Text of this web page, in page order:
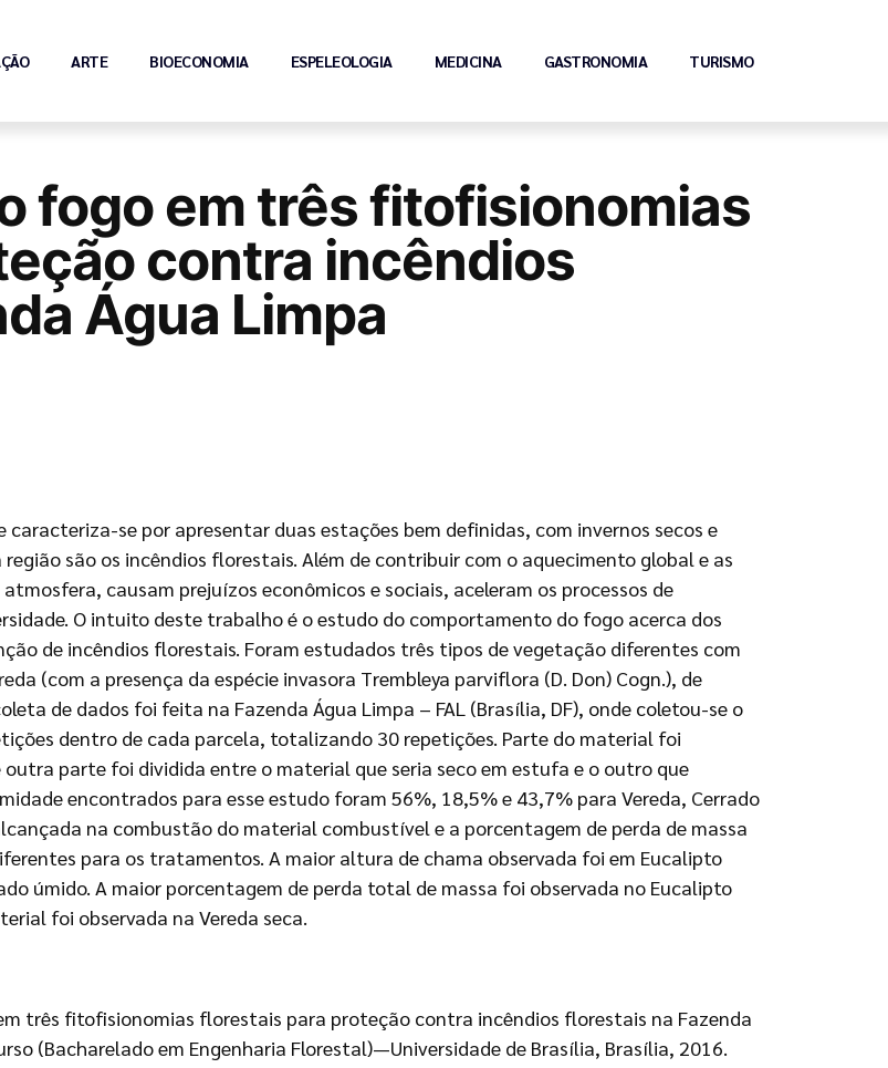
ARTE BIOECONOMIA ESPELEOLOGIA MEDICINA GASTRONOMIA TURISMO
fogo em três fitofisionomias
contra incêndios
Água Limpa
caracteriza-se por apresentar duas estações bem definidas, com invernos secos e
são os incêndios florestais. Além de contribuir com o aquecimento global e as
causam prejuízos econômicos e sociais, aceleram os processos de
O intuito deste trabalho é o estudo do comportamento do fogo acerca dos
de incêndios florestais. Foram estudados três tipos de vegetação diferentes com
(com a presença da espécie invasora Trembleya parviflora (D. Don) Cogn.), de
de dados foi feita na Fazenda Água Limpa – FAL (Brasília, DF), onde coletou-se o
dentro de cada parcela, totalizando 30 repetições. Parte do material foi
parte foi dividida entre o material que seria seco em estufa e o outro que
encontrados para esse estudo foram 56%, 18,5% e 43,7% para Vereda, Cerrado
na combustão do material combustível e a porcentagem de perda de massa
para os tratamentos. A maior altura de chama observada foi em Eucalipto
úmido. A maior porcentagem de perda total de massa foi observada no Eucalipto
foi observada na Vereda seca.
três fitofisionomias florestais para proteção contra incêndios florestais na Fazenda
(Bacharelado em Engenharia Florestal)—Universidade de Brasília, Brasília, 2016.